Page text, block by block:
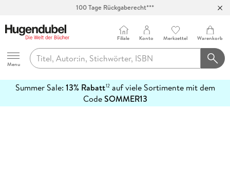
100 Tage Rückgaberecht***
Hugendubel
Menu
Filiale Konto Merkzettel Warenkorb
Summer Sale: 13% Rabatt12auf viele Sortimente mit dem
CodeSOMMER13
erfahren